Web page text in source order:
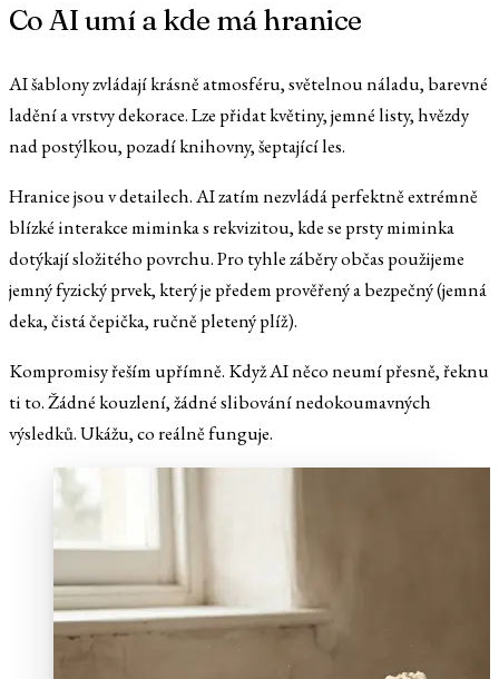
Co AI umí a kde má hranice
AI šablony zvládají krásně atmosféru, světelnou náladu, barevné
ladění a vrstvy dekorace. Lze přidat květiny, jemné listy, hvězdy
nad postýlkou, pozadí knihovny, šeptající les.
Hranice jsou v detailech. AI zatím nezvládá perfektně extrémně
blízké interakce miminka s rekvizitou, kde se prsty miminka
dotýkají složitého povrchu. Pro tyhle záběry občas použijeme
jemný fyzický prvek, který je předem prověřený a bezpečný (jemná
deka, čistá čepička, ručně pletený plíž).
Kompromisy řeším upřímně. Když AI něco neumí přesně, řeknu
ti to. Žádné kouzlení, žádné slibování nedokoumavných
výsledků. Ukážu, co reálně funguje.